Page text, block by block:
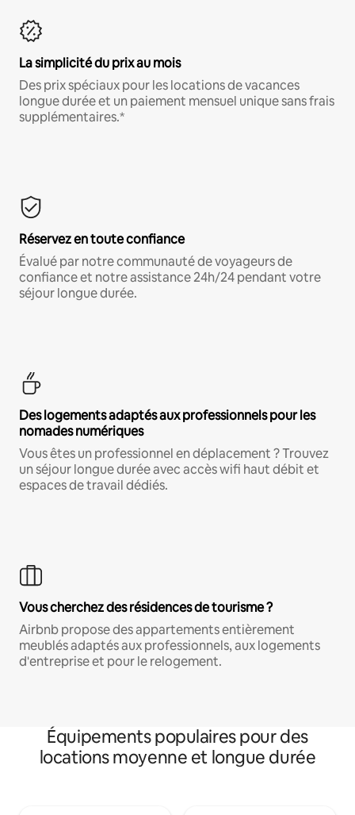
La simplicité du prix au mois
Des prix spéciaux pour les locations de vacances
longue durée et un paiement mensuel unique sans frais
supplémentaires.*
Réservez en toute confiance
Évalué par notre communauté de voyageurs de
confiance et notre assistance 24h/24 pendant votre
séjour longue durée.
Des logements adaptés aux professionnels pour les
nomades numériques
Vous êtes un professionnel en déplacement ? Trouvez
un séjour longue durée avec accès wifi haut débit et
espaces de travail dédiés.
Vous cherchez des résidences de tourisme ?
Airbnb propose des appartements entièrement
meublés adaptés aux professionnels, aux logements
d'entreprise et pour le relogement.
Équipements populaires pour des
locations moyenne et longue durée